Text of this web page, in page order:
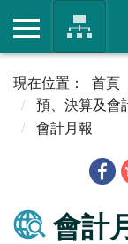
首頁
預、決算及會
會計月報
會計